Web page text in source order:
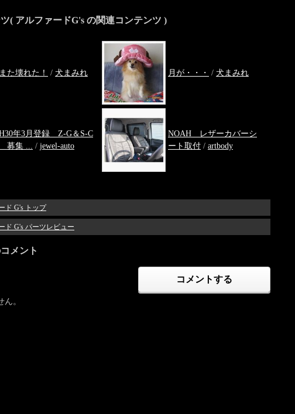
( アルファードG's の関連コンテンツ )
また壊れた！ / 犬まみれ 月が・・・ / 犬まみれ
年3月登録 Z-G＆S-C
募集 ... / jewel-auto
NOAH レザーカバーシ
ート取付 / artbody
ド G's トップ
ド G's パーツレビュー
メント
コメントする
。